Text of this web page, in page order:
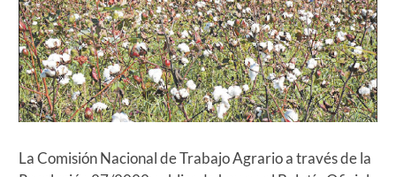
La Comisión Nacional de Trabajo Agrario a través de la